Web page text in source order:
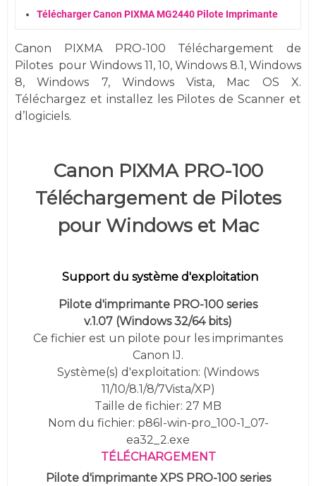
Télécharger Canon PIXMA MG2440 Pilote Imprimante
Canon PIXMA PRO-100 Téléchargement de
Pilotes pour Windows 11, 10, Windows 8.1, Windows
8, Windows 7, WindowsVista, Mac OS X.
Téléchargez et installez les Pilotes de Scanner et
d’logiciels.
Canon PIXMA PRO-100
Téléchargement de Pilotes
pour Windows et Mac
Support du système d'exploitation
Pilote d'imprimante PRO-100 series
v.1.07 (Windows 32/64 bits)
Ce fichier est un pilote pour les imprimantes
Canon IJ.
Système(s) d'exploitation: (Windows
11/10/8.1/8/7Vista/XP)
Taille de fichier: 27 MB
Nom du fichier: p86l-win-pro_100-1_07-
ea32_2.exe
TÉLÉCHARGEMENT
Pilote d'imprimante XPS PRO-100 series